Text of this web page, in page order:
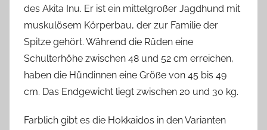
des Akita Inu. Er ist ein mittelgroßer Jagdhund mit
muskulösem Körperbau, der zur Familie der
Spitze gehört. Während die Rüden eine
Schulterhöhe zwischen 48 und 52 cm erreichen,
haben die Hündinnen eine Größe von 45 bis 49
cm. Das Endgewicht liegt zwischen 20 und 30 kg.
Farblich gibt es die Hokkaidos in den Varianten